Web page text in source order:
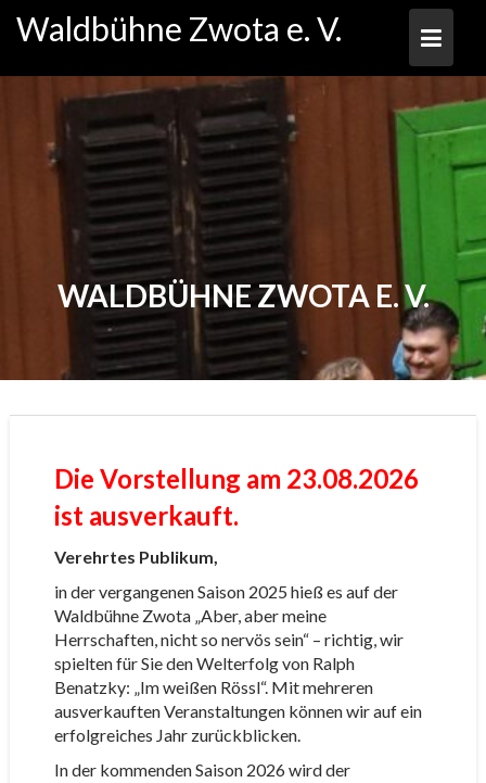
Waldbühne Zwota e. V.
WALDBÜHNE ZWOTA E. V.
Die Vorstellung am 23.08.2026
ist ausverkauft.
Verehrtes Publikum,
in der vergangenen Saison 2025 hieß es auf der
Waldbühne Zwota „Aber, aber meine
Herrschaften, nicht so nervös sein“ – richtig, wir
spielten für Sie den Welterfolg von Ralph
Benatzky: „Im weißen Rössl“. Mit mehreren
ausverkauften Veranstaltungen können wir auf ein
erfolgreiches Jahr zurückblicken.
In der kommenden Saison 2026 wird der